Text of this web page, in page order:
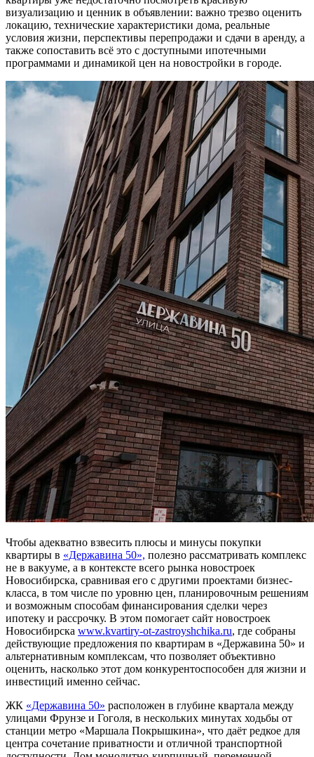
визуализацию и ценник в объявлении: важно трезво оценить
локацию, технические характеристики дома, реальные
условия жизни, перспективы перепродажи и сдачи в аренду, а
также сопоставить всё это с доступными ипотечными
программами и динамикой цен на новостройки в городе.
Чтобы адекватно взвесить плюсы и минусы покупки
квартиры в «Державина 50», полезно рассматривать комплекс
не в вакууме, а в контексте всего рынка новостроек
Новосибирска, сравнивая его с другими проектами бизнес-
класса, в том числе по уровню цен, планировочным решениям
и возможным способам финансирования сделки через
ипотеку и рассрочку. В этом помогает сайт новостроек
Новосибирска www.kvartiry-ot-zastroyshchika.ru, где собраны
действующие предложения по квартирам в «Державина 50» и
альтернативным комплексам, что позволяет объективно
оценить, насколько этот дом конкурентоспособен для жизни и
инвестиций именно сейчас.
ЖК «Державина 50» расположен в глубине квартала между
улицами Фрунзе и Гоголя, в нескольких минутах ходьбы от
станции метро «Маршала Покрышкина», что даёт редкое для
центра сочетание приватности и отличной транспортной